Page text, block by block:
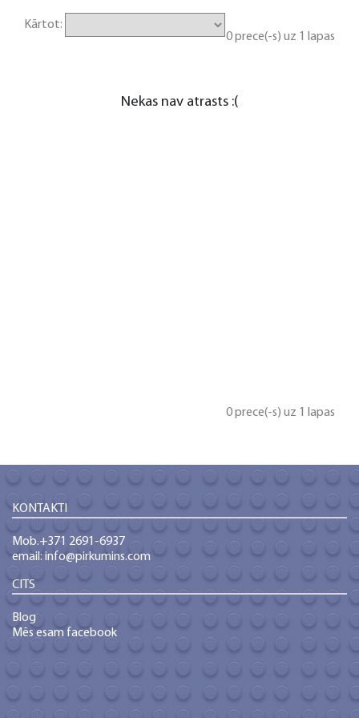
Kārtot:
0 prece(-s) uz 1 lapas
Nekas nav atrasts :(
0 prece(-s) uz 1 lapas
KONTAKTI
Mob.+371 2691-6937
email: info@pirkumins.com
CITS
Blog
Mēs esam facebook